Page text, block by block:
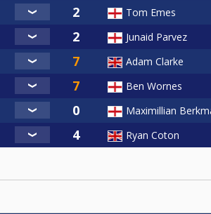
Tom Emes
Junaid Parvez
Adam Clarke
Ben Wornes
Maximillian
Ryan Coton